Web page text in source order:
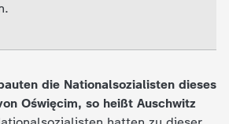
die Nationalsozialisten dieses
Oświęcim, so heißt Auschwitz